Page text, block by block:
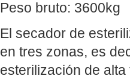
Peso bruto: 3600kg
El secador de
en tres zonas, es
esterilización de